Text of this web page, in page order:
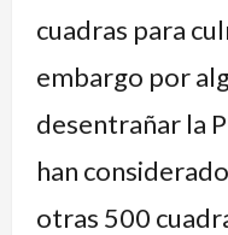
cuadras para
embargo por
desentrañar la
han
otras 500